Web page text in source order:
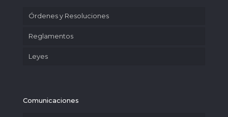
Órdenes y Resoluciones
Reglamentos
Leyes
Comunicaciones